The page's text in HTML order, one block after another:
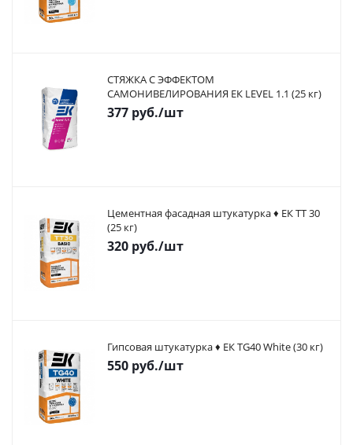
СТЯЖКА С ЭФФЕКТОМ
САМОНИВЕЛИРОВАНИЯ ЕК LEVEL 1.1 (25 кг)
377 руб./шт
Цементная фасадная штукатурка ♦ ЕК ТТ 30
(25 кг)
320 руб./шт
Гипсовая штукатурка ♦ ЕК TG40 White (30 кг)
550 руб./шт